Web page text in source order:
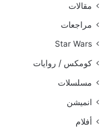
مقالات
مراجعات
Star Wars
كومكس / روايات
مسلسلات
انميشن
أفلام